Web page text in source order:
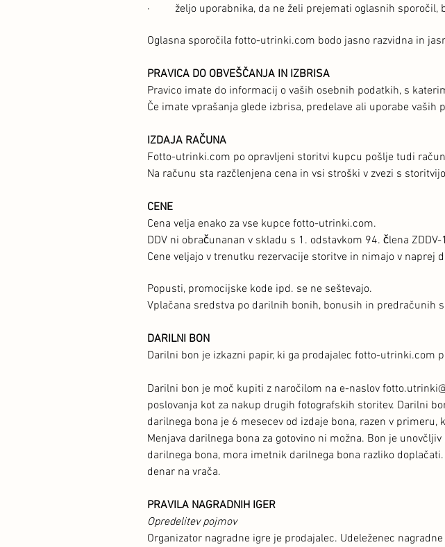
· željo uporabnika, da ne želi prejemati oglasnih sporočil,
Oglasna sporočila fotto-utrinki.com bodo jasno razvidna in
PRAVICA DO OBVEŠČANJA IN IZBRISA
Pravico imate do informacij o vaših osebnih podatkih, s
Če imate vprašanja glede izbrisa, predelave ali uporabe vaših
IZDAJA RAČUNA
Fotto-utrinki.com po opravljeni storitvi kupcu pošlje tudi
Na računu sta razčlenjena cena in vsi stroški v zvezi s
CENE
Cena velja enako za vse kupce fotto-utrinki.com.
DDV ni obračunanan v skladu s 1. odstavkom 94. člena ZDDV-
Cene veljajo v trenutku rezervacije storitve in nimajo v naprej
Popusti, promocijske kode ipd. se ne seštevajo.
Vplačana sredstva po darilnih bonih, bonusih in predračunih
DARILNI BON
Darilni bon je izkazni papir, ki ga prodajalec fotto-utrinki.com
Darilni bon je moč kupiti z naročilom na e-naslov
poslovanja kot za nakup drugih fotografskih storitev. Darilni
darilnega bona je 6 mesecev od izdaje bona, razen v primeru,
Menjava darilnega bona za gotovino ni možna. Bon je
darilnega bona, mora imetnik darilnega bona razliko
denar na vrača.
PRAVILA NAGRADNIH IGER
Opredelitev pojmov
Organizator nagradne igre je prodajalec. Udeleženec